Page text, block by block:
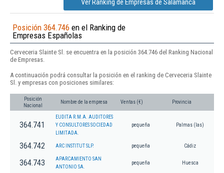
Ver Ranking de Empresas de Salamanca
Posición 364.746 en el Ranking de
Empresas Españolas
Cerveceria Slainte Sl. se encuentra en la posición 364.746 del Ranking Nacional
de Empresas.
A continuación podrá consultar la posición en el ranking de Cerveceria Slainte
Sl. y empresas con posiciones similares:
Posición
Nacional
Nombre de la empresa Ventas (€) Provincia
364.741
EUDITA R.M.A. AUDITORES
Y CONSULTORES SOCIEDAD
LIMITADA.
pequeña Palmas (las)
364.742 ARC INSTITUT SLP. pequeña Cádiz
364.743
APARCAMIENTO SAN
ANTONIO SA.
pequeña Huesca